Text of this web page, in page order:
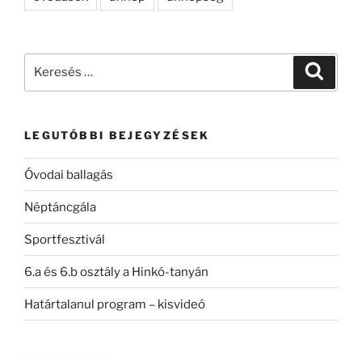
LEGUTÓBBI BEJEGYZÉSEK
Óvodai ballagás
Néptáncgála
Sportfesztivál
6.a és 6.b osztály a Hinkó-tanyán
Határtalanul program – kisvideó